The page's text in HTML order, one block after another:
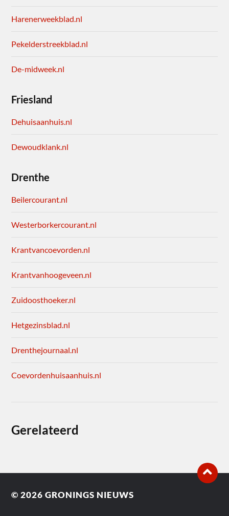
Harenerweekblad.nl
Pekelderstreekblad.nl
De-midweek.nl
Friesland
Dehuisaanhuis.nl
Dewoudklank.nl
Drenthe
Beilercourant.nl
Westerborkercourant.nl
Krantvancoevorden.nl
Krantvanhoogeveen.nl
Zuidoosthoeker.nl
Hetgezinsblad.nl
Drenthejournaal.nl
Coevordenhuisaanhuis.nl
Gerelateerd
© 2026GRONINGS NIEUWS